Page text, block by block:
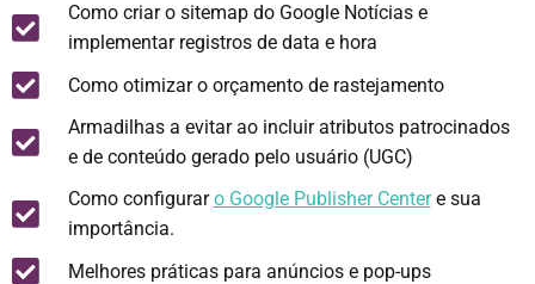
Como criar o sitemap do Google Notícias e
implementar registros de data e hora
Como otimizar o orçamento de rastejamento
Armadilhas a evitar ao incluir atributos patrocinados
e de conteúdo gerado pelo usuário (UGC)
Como configuraro Google Publisher Centere sua
importância.
Melhores práticas para anúncios e pop-ups